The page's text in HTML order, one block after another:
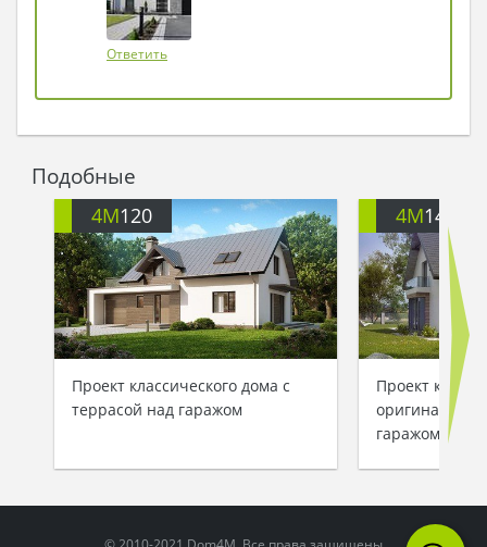
Ответить
Подобные
4M120
Проект классического дома с
террасой над гаражом
4M140
Проект
гаражом